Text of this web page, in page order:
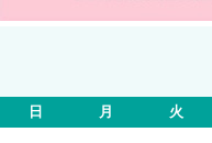
日 月 火